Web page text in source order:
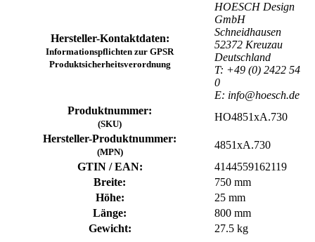
Hersteller-Kontaktdaten:
Informationspflichten zur GPSR
Produktsicherheitsverordnung
HOESCH Design
GmbH
Schneidhausen
52372 Kreuzau
Deutschland
T: +49 (0) 2422 54
0
E: info@hoesch.de
Produktnummer:
(SKU)
HO4851xA.730
Hersteller-Produktnummer:
(MPN)
4851xA.730
GTIN / EAN:
4144559162119
Breite:
750 mm
Höhe:
25 mm
Länge:
800 mm
Gewicht:
27.5 kg